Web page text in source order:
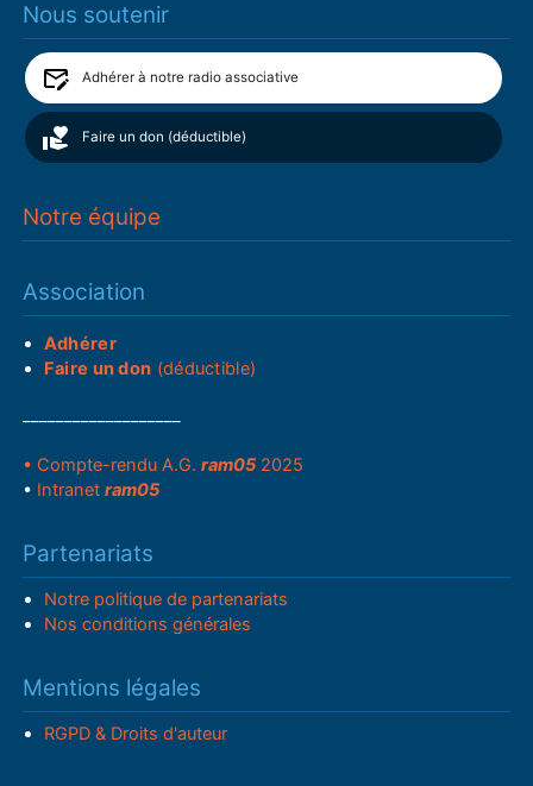
Nous soutenir
Adhérer à notre radio associative
Faire un don (déductible)
Notre équipe
Association
Adhérer
Faire un don (déductible)
• Compte-rendu A.G.ram05 2025
• Intranetram05
Partenariats
Notre politique de partenariats
Nos conditions générales
Mentions légales
RGPD & Droits d'auteur